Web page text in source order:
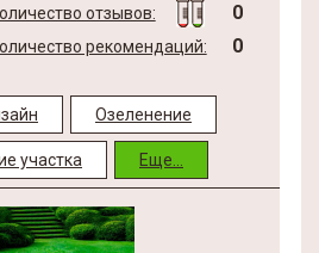
отзывов: 0
рекомендаций: 0
Озеленение
участка Еще...